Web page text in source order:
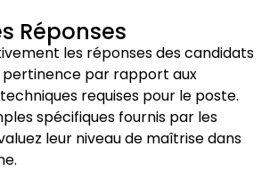
Réponses
les réponses des candidats
pertinence par rapport aux
requises pour le poste.
spécifiques fournis par les
leur niveau de maîtrise dans